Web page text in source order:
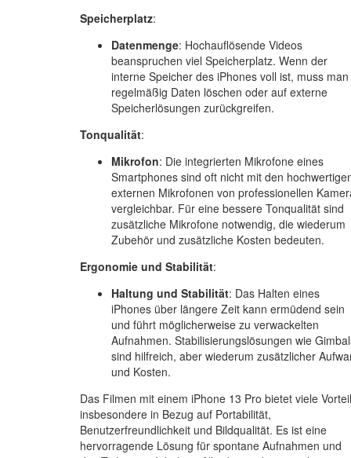
Speicherplatz:
Datenmenge: Hochauflösende Videos
beanspruchen viel Speicherplatz. Wenn der
interne Speicher des iPhones voll ist, muss man
regelmäßig Daten löschen oder auf externe
Speicherlösungen zurückgreifen.
Tonqualität:
Mikrofon: Die integrierten Mikrofone eines
Smartphones sind oft nicht mit den
externen Mikrofonen von professionellen
vergleichbar. Für eine bessere Tonqualität sind
zusätzliche Mikrofone notwendig, die wiederum
Zubehör und zusätzliche Kosten bedeuten.
Ergonomie und Stabilität:
Haltung und Stabilität: Das Halten eines
iPhones über längere Zeit kann ermüdend sein
und führt möglicherweise zu verwackelten
Aufnahmen. Stabilisierungslösungen wie
sind hilfreich, aber wiederum zusätzlicher
und Kosten.
Das Filmen mit einem iPhone 13 Pro bietet viele
insbesondere in Bezug auf Portabilität,
Benutzerfreundlichkeit und Bildqualität. Es ist eine
hervorragende Lösung für spontane Aufnahmen und